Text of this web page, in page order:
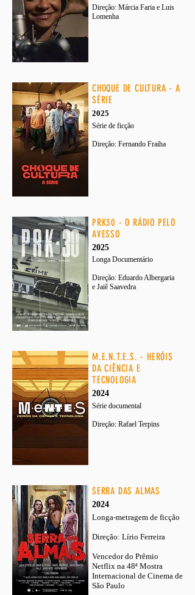
Direção: Márcia Faria e Luis
Lomenha
CHOQUE DE CULTURA - A
SÉRIE
2025
Série de ficção
Direção: Fernando Fraiha
PRK30 - O RÁDIO PELO
AVESSO
2025
Longa Documentário
Direção: Eduardo Albergaria
e Jaiê Saavedra
M.E.N.T.E.S. - HERÓIS
DA CIÊNCIA E
TECNOLOGIA
2024
Série documental
Direção: Rafael Terpins
SERRA DAS ALMAS
2024
Longa-metragem de ficção
Direção: Lírio Ferreira
Vencedor do Prêmio
Netflix na 48ª Mostra
Internacional de Cinema de
São Paulo